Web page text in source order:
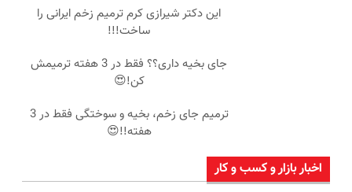
این دکتر شیرازی کرم ترمیم زخم ایرانی را
ساخت!!!
جای بخیه داری؟؟ فقط در 3 هفته ترمیمش
کن!😍
ترمیم جای زخم، بخیه و سوختگی فقط در 3
هفته!!😍
اخبار بازار و کسب و کار